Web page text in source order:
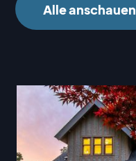
Alle anschauen